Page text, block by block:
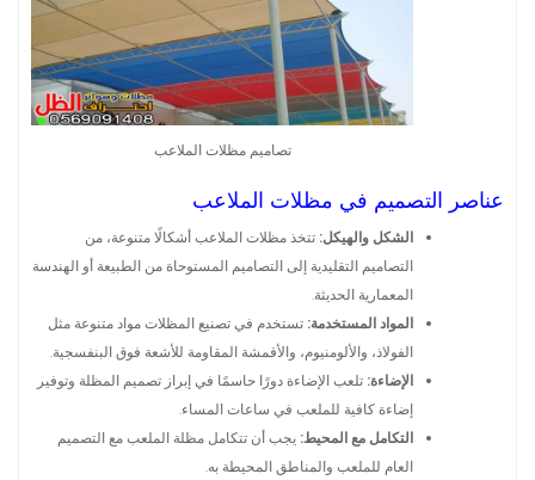
تصاميم مظلات الملاعب
عناصر التصميم في مظلات الملاعب
الشكل والهيكل: تتخذ مظلات الملاعب أشكالًا متنوعة، من
التصاميم التقليدية إلى التصاميم المستوحاة من الطبيعة أو الهندسة
المعمارية الحديثة.
المواد المستخدمة: تستخدم في تصنيع المظلات مواد متنوعة مثل
الفولاذ، والألومنيوم، والأقمشة المقاومة للأشعة فوق البنفسجية.
الإضاءة: تلعب الإضاءة دورًا حاسمًا في إبراز تصميم المظلة وتوفير
إضاءة كافية للملعب في ساعات المساء.
التكامل مع المحيط: يجب أن تتكامل مظلة الملعب مع التصميم
العام للملعب والمناطق المحيطة به.